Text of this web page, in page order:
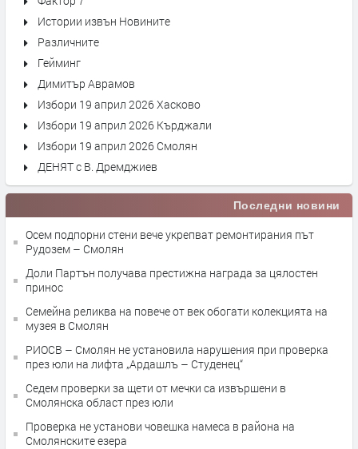
Истории извън Новините
Различните
Гейминг
Димитър Аврамов
Избори 19 април 2026 Хасково
Избори 19 април 2026 Кърджали
Избори 19 април 2026 Смолян
ДЕНЯТ с В. Дремджиев
Последни новини
Осем подпорни стени вече укрепват ремонтирания път
Рудозем – Смолян
Доли Партън получава престижна награда за цялостен
принос
Семейна реликва на повече от век обогати колекцията на
музея в Смолян
РИОСВ – Смолян не установила нарушения при проверка
през юли на лифта „Ардашлъ – Студенец“
Седем проверки за щети от мечки са извършени в
Смолянска област през юли
Проверка не установи човешка намеса в района на
Смолянските езера